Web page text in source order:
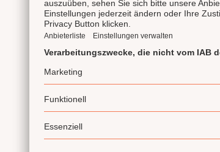
156 Rezepte